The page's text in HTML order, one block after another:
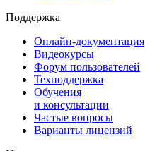
Поддержка
Онлайн-документация
Видеокурсы
Форум пользователей
Техподдержка
Обучения
и консультации
Частые вопросы
Варианты лицензий